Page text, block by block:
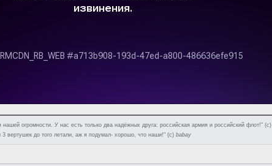
огромности. У нас есть только два надёжных друга: российская армия и российский флот!" (с)
вертушек до того летали, аж я подумал- хорошо, что наши!" (с) babay